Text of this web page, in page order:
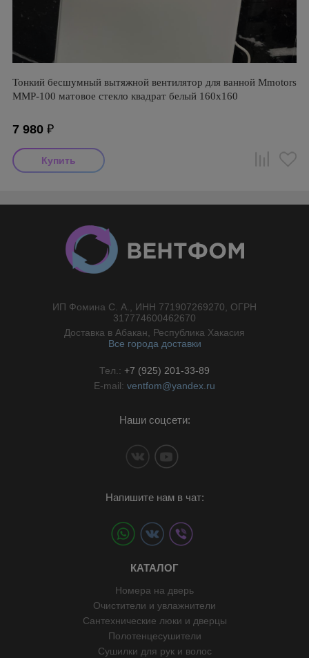
Тонкий бесшумный вытяжной вентилятор для ванной Mmotors
ММР-100 матовое стекло квадрат белый 160х160
7 980 ₽
ИП Фомина С. А., ИНН 771907269270, ОГРН
317774600462670
Доставка в Абакан, Республика Хакасия
Все города доставки
Тел.: +7 (925) 201-33-89
E-mail: ventfom@yandex.ru
Наши соцсети:
Напишите нам в чат:
КАТАЛОГ
Номера на дверь
Очистители и увлажнители
Сантехнические люки и дверцы
Полотенцесушители
Сушилки для рук и волос